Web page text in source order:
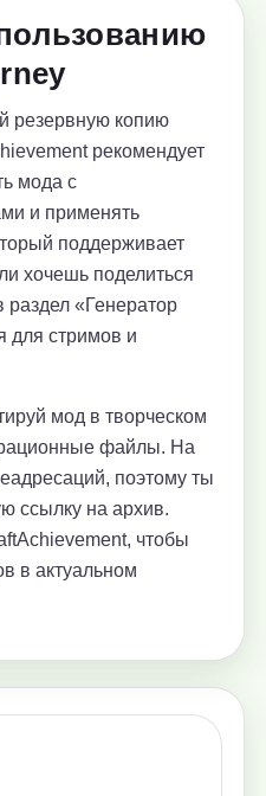
резервную копию
рекомендует
мода с
и применять
поддерживает
хочешь поделиться
раздел «Генератор
для стримов и
мод в творческом
файлы. На
поэтому ты
ссылку на архив.
чтобы
в актуальном